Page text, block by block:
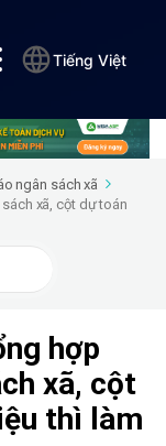
Tiếng Việt
ngân sách xã
xã, cột dự toán
hợp
xã, cột
thì làm